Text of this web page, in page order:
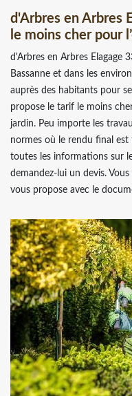
d'Arbres en Arbres
le moins cher pour
d'Arbres en Arbres Elagage
Bassanne et dans les
auprès des habitants pour
propose le tarif le moins
jardin. Peu importe les
normes où le rendu final
toutes les informations sur
demandez-lui un devis.
vous propose avec le